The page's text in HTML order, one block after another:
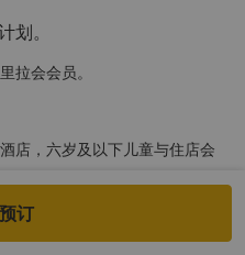
划。
拉会会员。
店，六岁及以下儿童与住店会
日制餐厅的自助餐，而无需额
且每间客房至多两名儿童。超
所有6岁以上至12岁以下的儿
订